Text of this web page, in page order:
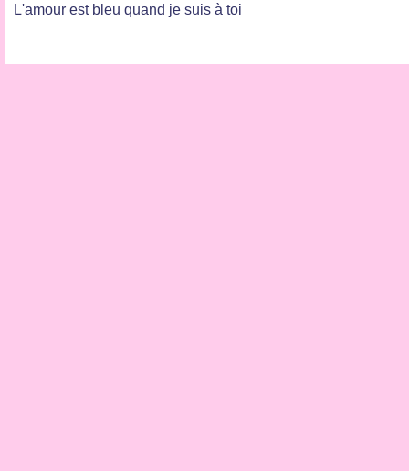
L'amour est bleu quand je suis à toi